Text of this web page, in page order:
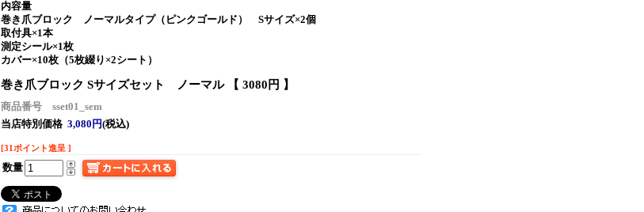
内容量
巻き爪ブロック ノーマルタイプ（ピンクゴールド） Sサイズ×2個
取付具×1本
測定シール×1枚
カバー×10枚（5枚綴り×2シート）
巻き爪ブロック Sサイズセット ノーマル 【 3080円 】
商品番号 sset01_sem
当店特別価格 3,080円(税込)
[31ポイント進呈 ]
数量